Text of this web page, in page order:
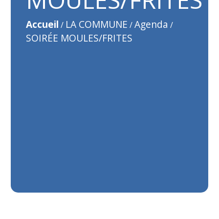
Accueil / LA COMMUNE /Agenda /
SOIRÉE MOULES/FRITES